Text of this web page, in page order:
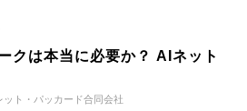
クは本当に必要か？ AIネット
ト・パッカード合同会社